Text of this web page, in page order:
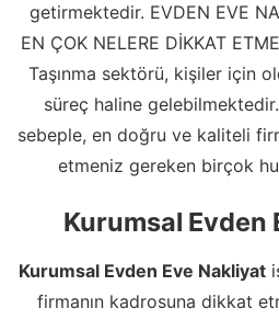
getirmektedir. EVDEN EVE
EN ÇOK NELERE DİKKAT
Taşınma sektörü, kişiler için
süreç haline
sebeple, en doğru ve kaliteli
etmeniz gereken birçok
Kurumsal Evden
Kurumsal Evden Eve Nakliyat
firmanın kadrosuna dikkat